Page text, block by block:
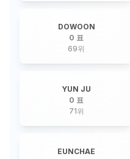
DOWOON
0 표
69위
YUN JU
0 표
71위
EUNCHAE